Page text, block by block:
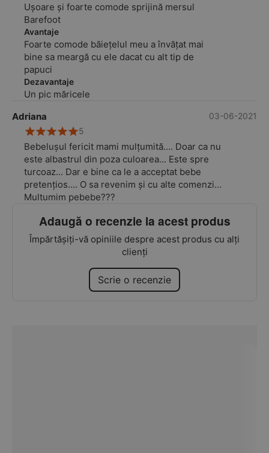
Ușoare și foarte comode sprijină mersul
Barefoot
Avantaje
Foarte comode băiețelul meu a învățat mai
bine sa meargă cu ele dacat cu alt tip de
papuci
Dezavantaje
Un pic măricele
Adriana
03-06-2021
5
Bebelușul fericit mami mulțumită.... Doar ca nu
este albastrul din poza culoarea... Este spre
turcoaz... Dar e bine ca le a acceptat bebe
pretențios.... O sa revenim și cu alte comenzi...
Multumim pebebe???
Adaugă o recenzie la acest produs
Împărtășiți-vă opiniile despre acest produs cu alți
clienți
Scrie o recenzie